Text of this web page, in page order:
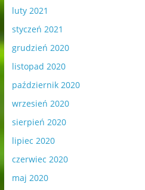
luty 2021
styczeń 2021
grudzień 2020
listopad 2020
październik 2020
wrzesień 2020
sierpień 2020
lipiec 2020
czerwiec 2020
maj 2020